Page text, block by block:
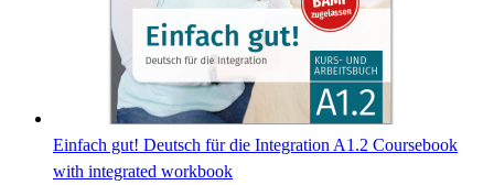
Einfach gut! Deutsch für die Integration A1.2 Coursebook
with integrated workbook